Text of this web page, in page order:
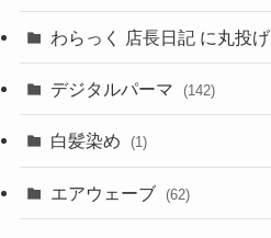
わらっく 店長日記 に丸投げ
デジタルパーマ (142)
白髪染め (1)
エアウェーブ (62)